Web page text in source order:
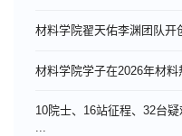
材料学院翟天佑李渊团队开
材料学院学子在2026年材
10院士、16站征程、32台
...